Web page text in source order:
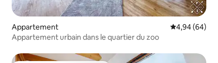
Appartement Évaluation
4,94 (64)
Appartement urbain dans le quartier du zoo